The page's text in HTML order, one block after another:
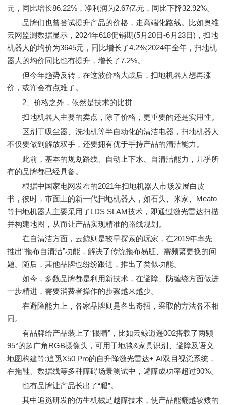
元，同比增长86.22%，净利润为2.67亿元，同比下降32.92%。
品牌们也曾尝试提升产品的价格，走高端化路线。比如奥维
云网监测数据显示，2024年618促销期(5月20日-6月23日)，扫地
机器人的均价为3645元，同比增长了4.2%;2024年全年，扫地机
器人的均价同比也有提升，增长了7.2%。
但今年趋势反转，在这波价格大战后，扫地机器人想再涨
价，或许会有点难了。
2、价格之外，依然是技术的比拼
扫地机器人主要的卖点，除了价格，更重要的还是实用性。
区别于吸尘器、洗地机等半自动化的清洁电器，扫地机器人
不仅要做到解放双手，还要拥有优于手持产品的清洁能力。
此前，基本的规划路线、自动上下水、自清洁能力，几乎所
有的品牌都已经具备。
根据中国家电网发布的2021年扫地机器人市场发展白皮
书，彼时，市面上的新一代扫地机器人，如石头、米家、Meato
等扫地机器人主要采用了LDS SLAM技术，即通过激光雷达扫描
并构建地图，从而让产品实现精准的路线规划。
在自清洁方面，云鲸则是较早探索的玩家，在2019年率先
推出“拖布自清洁”功能，解决了传统拖布易脏、需频繁更换的问
题。随后，其他品牌也纷纷跟进，推出了类似功能。
如今，多数品牌都是利用新技术，在避障、防缠绕方面做进
一步精进，需要消费者操作的步骤越来越少。
在避障能力上，各家品牌则是各出奇招，采取的方法各不相
同。
有品牌给产品装上了“眼睛”，比如云鲸逍遥002搭载了两颗
95°的超广角RGB摄像头，可用于地毯&家具识别、避障及语义
地图构建等;追觅X50 Pro的自升降激光雷达+ AI双目视觉系统，
在拖鞋、数据线等多种障碍场景测试中，避障成功率超过90%。
也有品牌让产品长出了“腿”。
其中追觅研发的仿生机械足越障技术，使产品能翻越较矮的